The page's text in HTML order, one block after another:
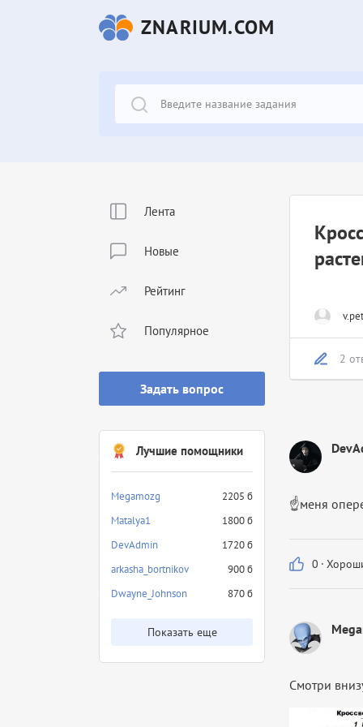
ZNARIUM.COM
Лента
Новые
Рейтинг
Популярное
Задать вопрос
Лучшие помощники
Megamozg
2205 б
Matalya1
1800 б
DevAdmin
1720 б
arkasha_bortnikov
900 б
Dwayne_Johnson
870 б
Показать еще
2
☝меня
0 ·
Смотри